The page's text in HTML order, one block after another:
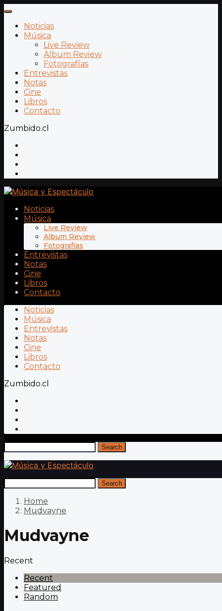
Noticias
Música
Live Review
Album Review
Fotografías
Entrevistas
Notas
Cine
Libros
Contacto
Zumbido.cl
Noticias
Música
Live Review
Album Review
Fotografías
Entrevistas
Notas
Cine
Libros
Contacto
Noticias
Música
Entrevistas
Notas
Cine
Libros
Contacto
Zumbido.cl
Search
Search
Home
Mudvayne
Mudvayne
Recent
Recent
Featured
Random